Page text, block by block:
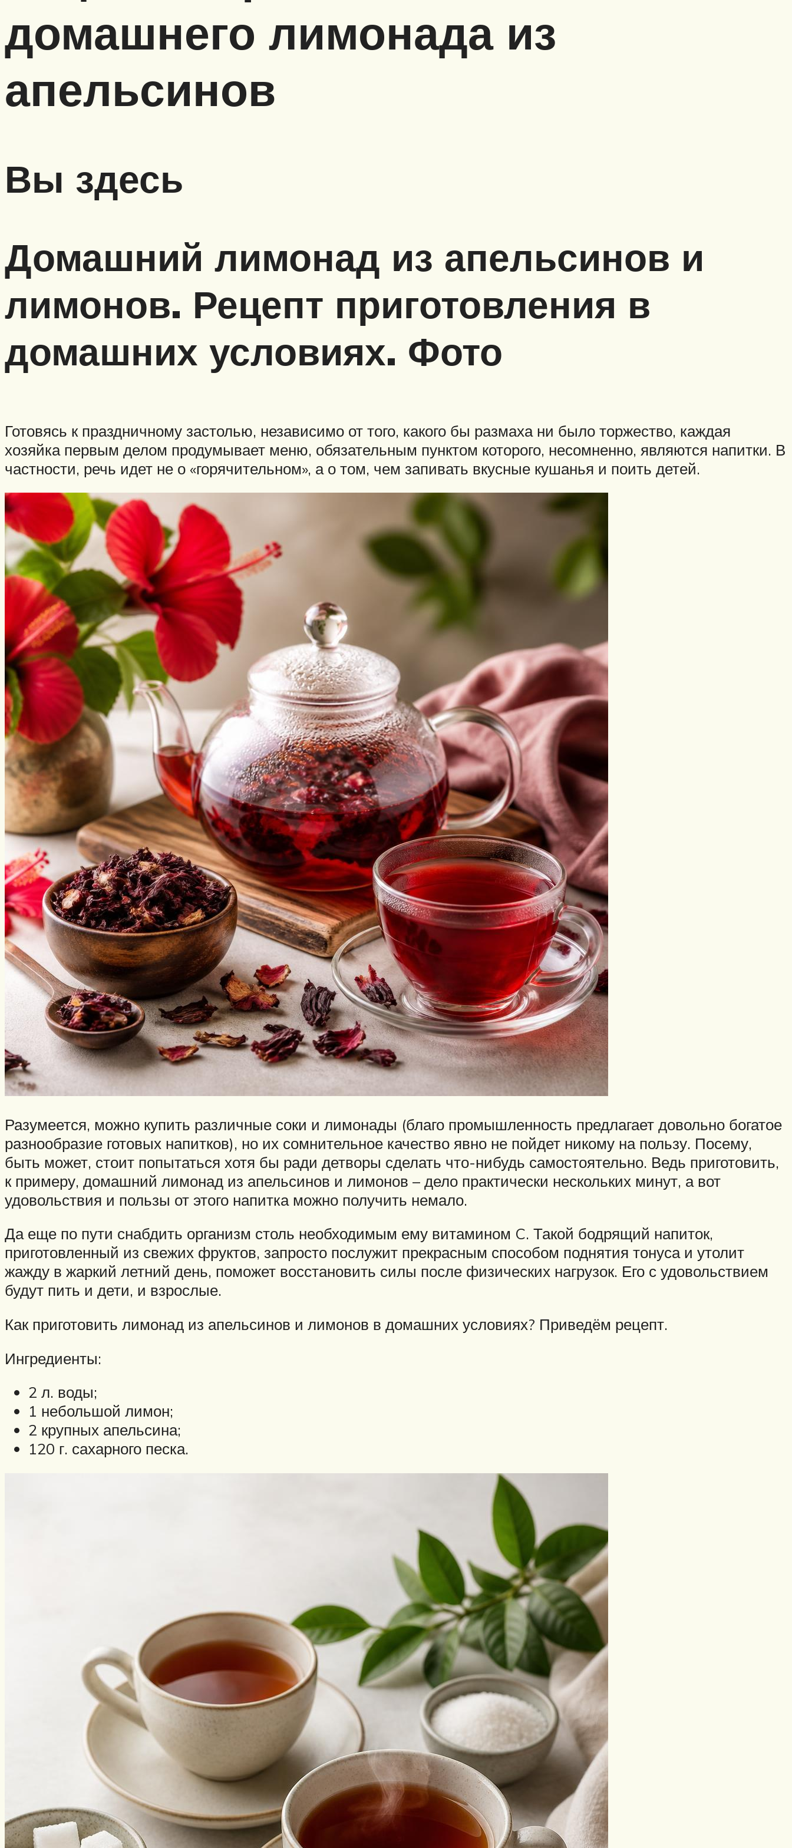
домашнего лимонада из
апельсинов
Вы здесь
Домашний лимонад из апельсинов и
лимонов. Рецепт приготовления в
домашних условиях. Фото
Готовясь к праздничному застолью, независимо от того, какого бы размаха ни было торжество, каждая
хозяйка первым делом продумывает меню, обязательным пунктом которого, несомненно, являются напитки. В
частности, речь идет не о «горячительном», а о том, чем запивать вкусные кушанья и поить детей.
Разумеется, можно купить различные соки и лимонады (благо промышленность предлагает довольно богатое
разнообразие готовых напитков), но их сомнительное качество явно не пойдет никому на пользу. Посему,
быть может, стоит попытаться хотя бы ради детворы сделать что-нибудь самостоятельно. Ведь приготовить,
к примеру, домашний лимонад из апельсинов и лимонов – дело практически нескольких минут, а вот
удовольствия и пользы от этого напитка можно получить немало.
Да еще по пути снабдить организм столь необходимым ему витамином C. Такой бодрящий напиток,
приготовленный из свежих фруктов, запросто послужит прекрасным способом поднятия тонуса и утолит
жажду в жаркий летний день, поможет восстановить силы после физических нагрузок. Его с удовольствием
будут пить и дети, и взрослые.
Как приготовить лимонад из апельсинов и лимонов в домашних условиях? Приведём рецепт.
Ингредиенты:
2 л. воды;
1 небольшой лимон;
2 крупных апельсина;
120 г. сахарного песка.